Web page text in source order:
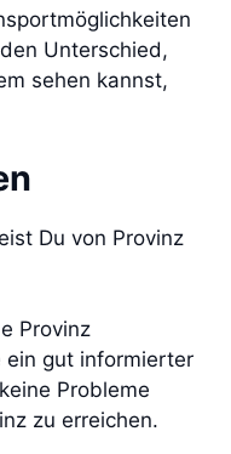
Unterschied,
sehen kannst,
Du von Provinz
Provinz
gut informierter
Probleme
zu erreichen.